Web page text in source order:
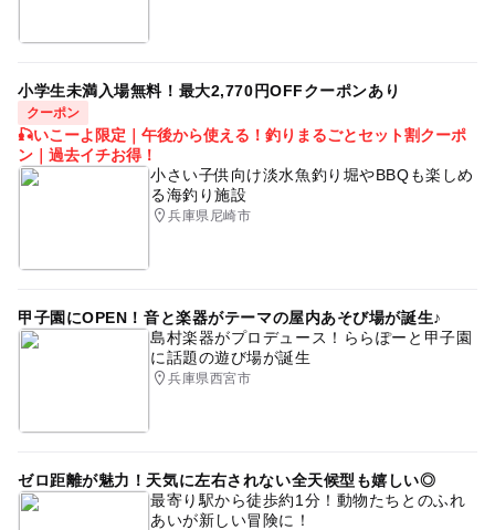
小学生未満入場無料！最大2,770円OFFクーポンあり
クーポン
🎣いこーよ限定｜午後から使える！釣りまるごとセット割クーポ
ン｜過去イチお得！
小さい子供向け淡水魚釣り堀やBBQも楽しめ
る海釣り施設
兵庫県尼崎市
甲子園にOPEN！音と楽器がテーマの屋内あそび場が誕生♪
島村楽器がプロデュース！ららぽーと甲子園
に話題の遊び場が誕生
兵庫県西宮市
ゼロ距離が魅力！天気に左右されない全天候型も嬉しい◎
最寄り駅から徒歩約1分！動物たちとのふれ
あいが新しい冒険に！